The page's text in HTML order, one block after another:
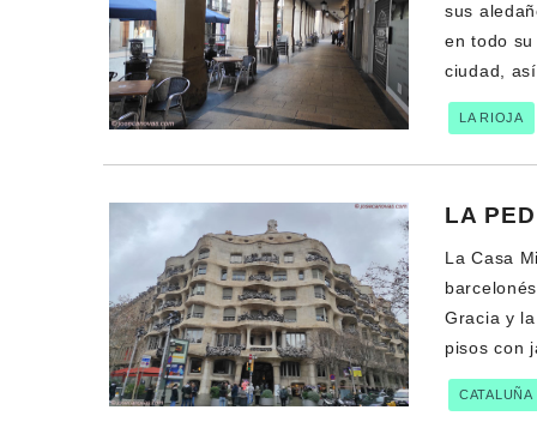
sus
en todo
ciudad,
LA RIOJA
LA
La Casa
Gracia y
pisos con
CATALUÑA